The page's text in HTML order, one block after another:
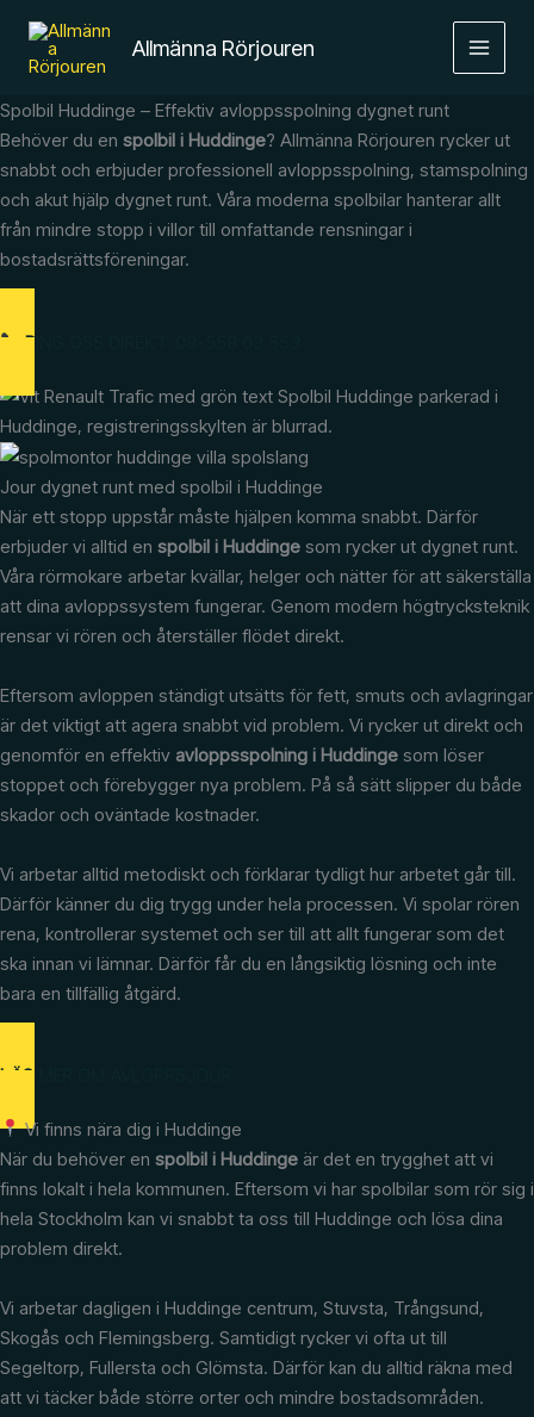
innehåll
Allmänna Rörjouren
MAIN
Spolbil Huddinge – Effektiv avloppsspolning dygnet runt
Behöver du en spolbil i Huddinge? Allmänna Rörjouren rycker ut
snabbt och erbjuder professionell avloppsspolning, stamspolning
och akut hjälp dygnet runt. Våra moderna spolbilar hanterar allt
från mindre stopp i villor till omfattande rensningar i
bostadsrättsföreningar.
RING OSS DIREKT: 08-558 03 553
Jour dygnet runt med spolbil i Huddinge
När ett stopp uppstår måste hjälpen komma snabbt. Därför
erbjuder vi alltid en spolbil i Huddinge som rycker ut dygnet runt.
Våra rörmokare arbetar kvällar, helger och nätter för att säkerställa
att dina avloppssystem fungerar. Genom modern högtrycksteknik
rensar vi rören och återställer flödet direkt.
Eftersom avloppen ständigt utsätts för fett, smuts och avlagringar
är det viktigt att agera snabbt vid problem. Vi rycker ut direkt och
genomför en effektiv avloppsspolning i Huddinge som löser
stoppet och förebygger nya problem. På så sätt slipper du både
skador och oväntade kostnader.
Vi arbetar alltid metodiskt och förklarar tydligt hur arbetet går till.
Därför känner du dig trygg under hela processen. Vi spolar rören
rena, kontrollerar systemet och ser till att allt fungerar som det
ska innan vi lämnar. Därför får du en långsiktig lösning och inte
bara en tillfällig åtgärd.
LÄS MER OM AVLOPPSJOUR
Vi finns nära dig i Huddinge
När du behöver en spolbil i Huddinge är det en trygghet att vi
finns lokalt i hela kommunen. Eftersom vi har spolbilar som rör sig i
hela Stockholm kan vi snabbt ta oss till Huddinge och lösa dina
problem direkt.
Vi arbetar dagligen i Huddinge centrum, Stuvsta, Trångsund,
Skogås och Flemingsberg. Samtidigt rycker vi ofta ut till
Segeltorp, Fullersta och Glömsta. Därför kan du alltid räkna med
att vi täcker både större orter och mindre bostadsområden.